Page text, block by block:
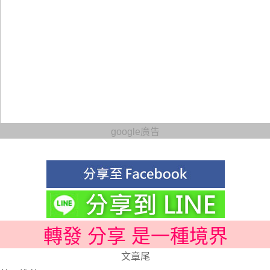
google廣告
轉發 分享 是一種境界
文章尾